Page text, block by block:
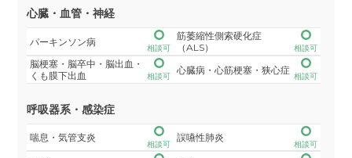
心臓・血管・神経
パーキンソン病
相談可
筋萎縮性側索硬化症
（ALS）
相談可
脳梗塞・脳卒中・脳出血・
くも膜下出血
相談可
心臓病・心筋梗塞・狭心症
相談可
呼吸器系・感染症
喘息・気管支炎
相談可
誤嚥性肺炎
相談可